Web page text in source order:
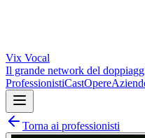
Vix Vocal
Il grande network del
ProfessionistiCastOpere
Torna ai professionisti